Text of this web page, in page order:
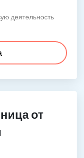
деятельность
от